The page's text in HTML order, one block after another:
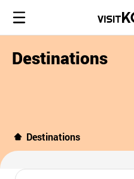
Destinations
Destinations